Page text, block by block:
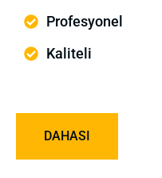
Profesyonel
Kaliteli
DAHASI